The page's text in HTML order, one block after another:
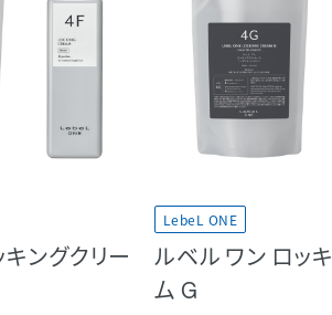
ングクリー
LebeL ONE
ルベル ワン ロッ
ム G